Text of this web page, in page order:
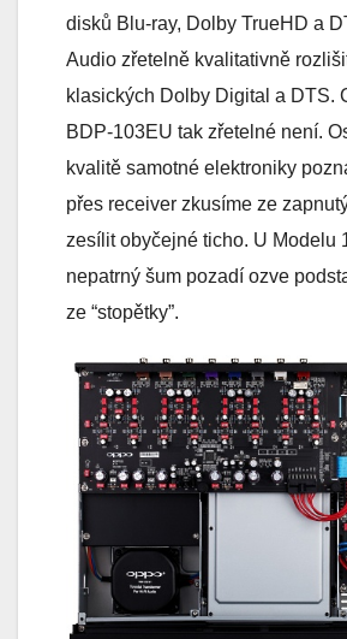
disků Blu-ray, Dolby TrueHD a
Audio zřetelně kvalitativně
klasických Dolby Digital a DTS.
BDP-103EU tak zřetelné není.
kvalitě samotné elektroniky
přes receiver zkusíme ze
zesílit obyčejné ticho. U Modelu
nepatrný šum pozadí ozve
ze “stopětky”.